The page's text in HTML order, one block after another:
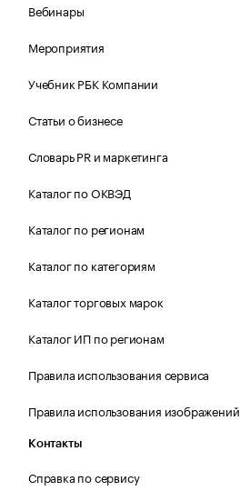
Вебинары
Мероприятия
Учебник РБК Компании
Статьи о бизнесе
Словарь PR и маркетинга
Каталог по ОКВЭД
Каталог по регионам
Каталог по категориям
Каталог торговых марок
Каталог ИП по регионам
Правила использования сервиса
Правила использования изображений
Контакты
Справка по сервису